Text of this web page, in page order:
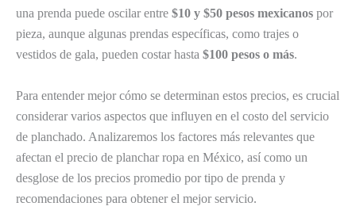
una prenda puede oscilar entre $10 y $50 pesos mexicanos por
pieza, aunque algunas prendas específicas, como trajes o
vestidos de gala, pueden costar hasta $100 pesos o más.
Para entender mejor cómo se determinan estos precios, es crucial
considerar varios aspectos que influyen en el costo del servicio
de planchado. Analizaremos los factores más relevantes que
afectan el precio de planchar ropa en México, así como un
desglose de los precios promedio por tipo de prenda y
recomendaciones para obtener el mejor servicio.